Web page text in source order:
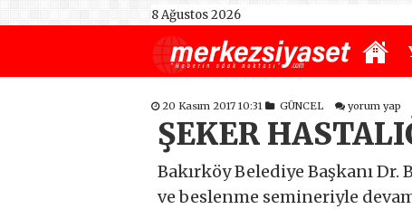
8 Ağustos 2026
20 Kasım 2017 10:31 GÜNCEL yorum yap
ŞEKER
Bakırköy Belediye Başkanı
ve beslenme semineriyle